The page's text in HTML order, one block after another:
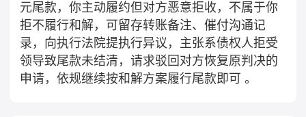
元尾款，你主动履约但对方恶意拒收，不属于你
拒不履行和解，可留存转账备注、催付沟通记
录，向执行法院提执行异议，主张系债权人拒受
领导致尾款未结清，请求驳回对方恢复原判决的
申请，依规继续按和解方案履行尾款即可 。